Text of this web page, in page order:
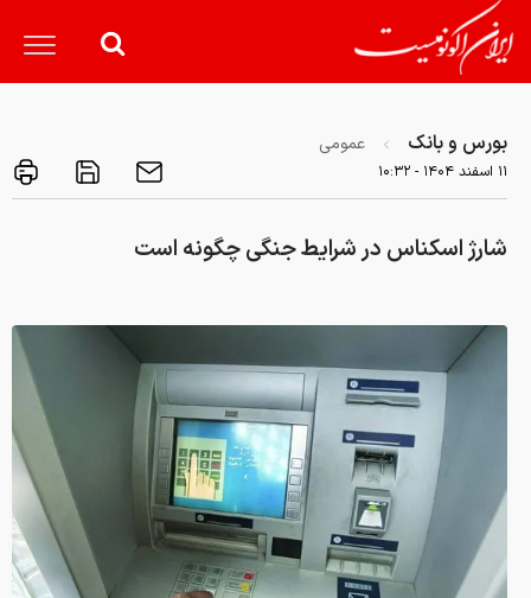
بورس و بانک عمومی
۱۱ اسفند ۱۴۰۴ - ۱۰:۳۲
شارژ اسکناس در شرایط جنگی چگونه است